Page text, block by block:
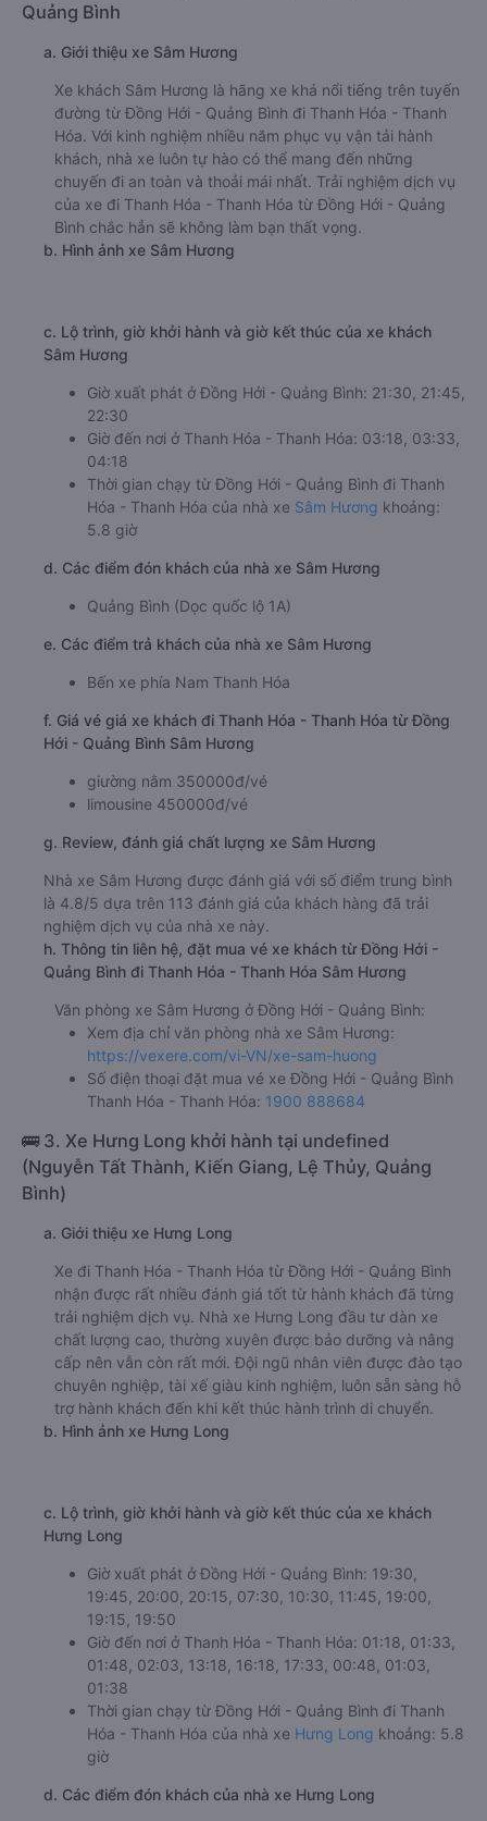
Quảng Bình
a. Giới thiệu xe Sâm Hương
Xe khách Sâm Hương là hãng xe khá nổi tiếng trên tuyến
đường từ Đồng Hới - Quảng Bình đi Thanh Hóa - Thanh
Hóa. Với kinh nghiệm nhiều năm phục vụ vận tải hành
khách, nhà xe luôn tự hào có thể mang đến những
chuyến đi an toàn và thoải mái nhất. Trải nghiệm dịch vụ
của xe đi Thanh Hóa - Thanh Hóa từ Đồng Hới - Quảng
Bình chắc hẳn sẽ không làm bạn thất vọng.
b. Hình ảnh xe Sâm Hương
c. Lộ trình, giờ khởi hành và giờ kết thúc của xe khách
Sâm Hương
Giờ xuất phát ở Đồng Hới - Quảng Bình: 21:30, 21:45,
22:30
Giờ đến nơi ở Thanh Hóa - Thanh Hóa: 03:18, 03:33,
04:18
Thời gian chạy từ Đồng Hới - Quảng Bình đi Thanh
Hóa - Thanh Hóa của nhà xe Sâm Hương khoảng:
5.8 giờ
d. Các điểm đón khách của nhà xe Sâm Hương
Quảng Bình (Dọc quốc lộ 1A)
e. Các điểm trả khách của nhà xe Sâm Hương
Bến xe phía Nam Thanh Hóa
f. Giá vé giá xe khách đi Thanh Hóa - Thanh Hóa từ Đồng
Hới - Quảng Bình Sâm Hương
giường nằm 350000đ/vé
limousine 450000đ/vé
g. Review, đánh giá chất lượng xe Sâm Hương
Nhà xe Sâm Hương được đánh giá với số điểm trung bình
là 4.8/5 dựa trên 113 đánh giá của khách hàng đã trải
nghiệm dịch vụ của nhà xe này.
h. Thông tin liên hệ, đặt mua vé xe khách từ Đồng Hới -
Quảng Bình đi Thanh Hóa - Thanh Hóa Sâm Hương
Văn phòng xe Sâm Hương ở Đồng Hới - Quảng Bình:
Xem địa chỉ văn phòng nhà xe Sâm Hương:
https://vexere.com/vi-VN/xe-sam-huong
Số điện thoại đặt mua vé xe Đồng Hới - Quảng Bình
Thanh Hóa - Thanh Hóa: 1900 888684
🚌 3. Xe Hưng Long khởi hành tại undefined
(Nguyễn Tất Thành, Kiến Giang, Lệ Thủy, Quảng
Bình)
a. Giới thiệu xe Hưng Long
Xe đi Thanh Hóa - Thanh Hóa từ Đồng Hới - Quảng Bình
nhận được rất nhiều đánh giá tốt từ hành khách đã từng
trải nghiệm dịch vụ. Nhà xe Hưng Long đầu tư dàn xe
chất lượng cao, thường xuyên được bảo dưỡng và nâng
cấp nên vẫn còn rất mới. Đội ngũ nhân viên được đào tạo
chuyên nghiệp, tài xế giàu kinh nghiệm, luôn sẵn sàng hỗ
trợ hành khách đến khi kết thúc hành trình di chuyển.
b. Hình ảnh xe Hưng Long
c. Lộ trình, giờ khởi hành và giờ kết thúc của xe khách
Hưng Long
Giờ xuất phát ở Đồng Hới - Quảng Bình: 19:30,
19:45, 20:00, 20:15, 07:30, 10:30, 11:45, 19:00,
19:15, 19:50
Giờ đến nơi ở Thanh Hóa - Thanh Hóa: 01:18, 01:33,
01:48, 02:03, 13:18, 16:18, 17:33, 00:48, 01:03,
01:38
Thời gian chạy từ Đồng Hới - Quảng Bình đi Thanh
Hóa - Thanh Hóa của nhà xe Hưng Long khoảng: 5.8
giờ
d. Các điểm đón khách của nhà xe Hưng Long